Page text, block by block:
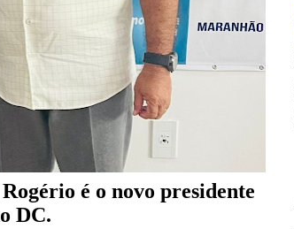
é o novo presidente
DC.